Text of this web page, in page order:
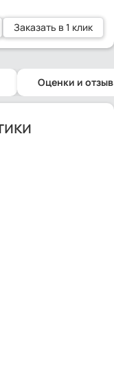
Заказать в 1 клик
Оценки и